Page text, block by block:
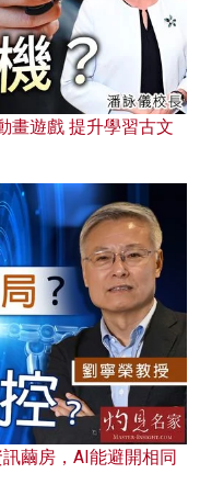
畫遊戲 提升學習古文
繭房，AI能避開相同